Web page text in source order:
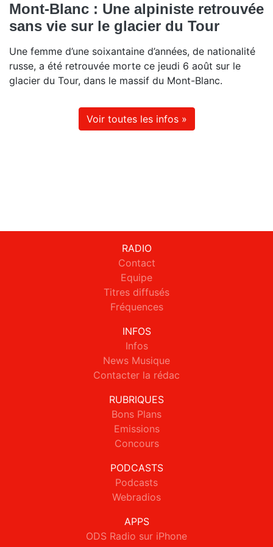
Mont-Blanc : Une alpiniste retrouvée
sans vie sur le glacier du Tour
Une femme d’une soixantaine d’années, de nationalité
russe, a été retrouvée morte ce jeudi 6 août sur le
glacier du Tour, dans le massif du Mont-Blanc.
Voir toutes les infos »
RADIO
Contact
Equipe
Titres diffusés
Fréquences
INFOS
Infos
News Musique
Contacter la rédac
RUBRIQUES
Bons Plans
Emissions
Concours
PODCASTS
Podcasts
Webradios
APPS
ODS Radio sur iPhone